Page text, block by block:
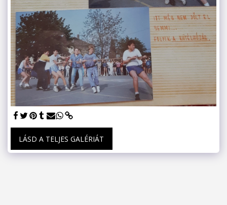
LÁSD A TELJES GALÉRIÁT